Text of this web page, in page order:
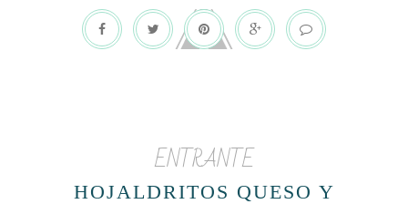
ENTRANTE
HOJALDRITOS QUESO Y